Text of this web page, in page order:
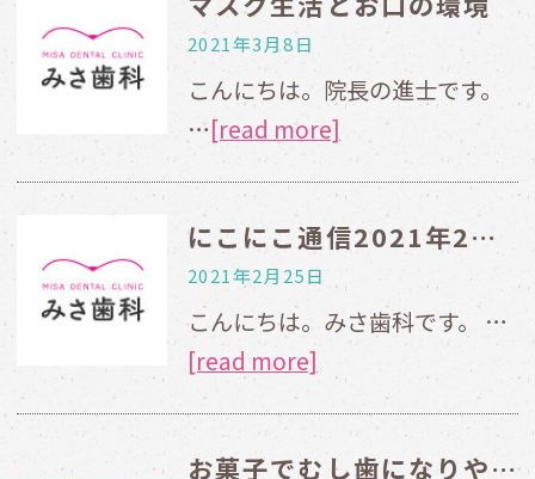
2021年3月8日
こんにちは。院長の進士です。
…[read more]
にこにこ通信2021年2月号for Web
2021年2月25日
こんにちは。みさ歯科です。 …
[read more]
お菓子でむし歯になりやすい？